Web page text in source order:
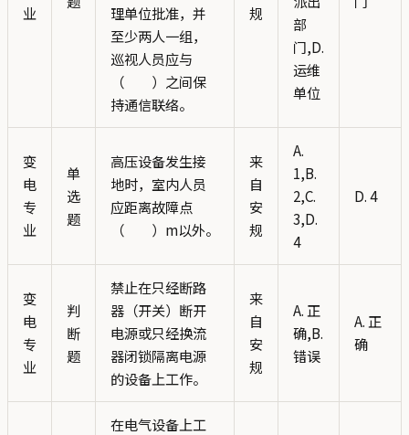
业
理单位批准，并
至少两人一组，
巡视人员应与
（ ）之间保
持通信联络。
规
部
门,D.
运维
单位
变
电
专
业
单
选
题
高压设备发生接
地时，室内人员
应距离故障点
（ ）m以外。
来
自
安
规
A.
1,B.
2,C.
3,D.
4
D. 4
变
电
专
业
判
断
题
禁止在只经断路
器（开关）断开
电源或只经换流
器闭锁隔离电源
的设备上工作。
来
自
安
规
A. 正
确,B.
错误
A. 正
确
在电气设备上工